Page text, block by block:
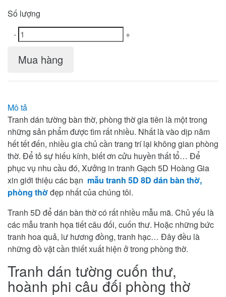
Số lượng
-
+
Mua hàng
Mô tả
Tranh dán tường bàn thờ, phòng thờ gia tiên là một trong
những sản phẩm được tìm rất nhiều. Nhất là vào dịp năm
hết tết đến, nhiều gia chủ cần trang trí lại không gian phòng
thờ. Để tỏ sự hiếu kính, biết ơn cửu huyền thất tổ… Để
phục vụ nhu cầu đó, Xưởng in tranh Gạch 5D Hoàng Gia
xin giới thiệu các bạn mẫu tranh 5D 8D dán bàn thờ,
phòng thờđẹp nhất của chúng tôi.
Tranh 5D để dán bàn thờ có rất nhiều mẫu mã. Chủ yếu là
các mẫu tranh họa tiết câu đối, cuốn thư. Hoặc những bức
tranh hoa quả, lư hương đồng, tranh hạc… Đây đều là
những đồ vật cần thiết xuất hiện ở trong phòng thờ.
Tranh dán tường cuốn thư,
hoành phi câu đối phòng thờ